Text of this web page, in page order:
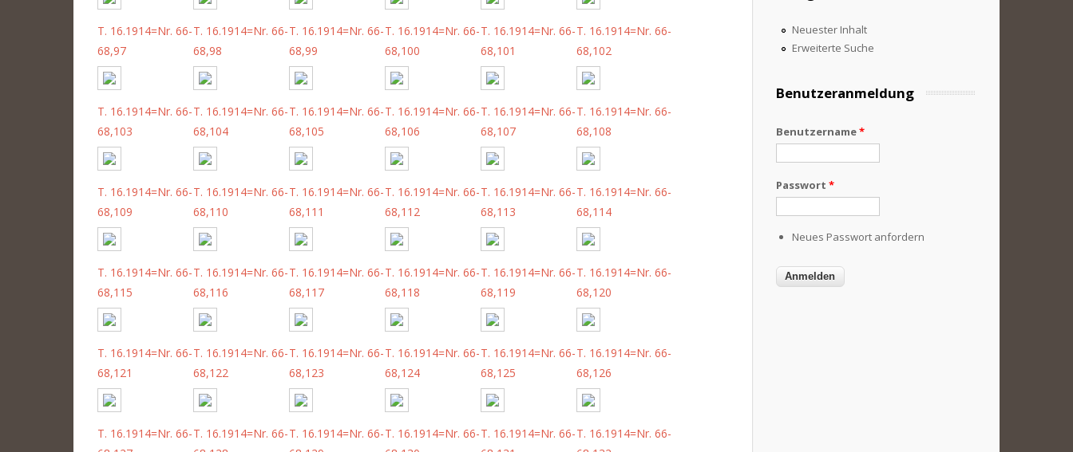
T. 16.1914=Nr. 66-
68,97
T. 16.1914=Nr. 66-
68,98
T. 16.1914=Nr. 66-
68,99
T. 16.1914=Nr. 66-
68,100
T. 16.1914=Nr. 66-
68,101
T. 16.1914=Nr. 66-
68,102
T. 16.1914=Nr. 66-
68,103
T. 16.1914=Nr. 66-
68,104
T. 16.1914=Nr. 66-
68,105
T. 16.1914=Nr. 66-
68,106
T. 16.1914=Nr. 66-
68,107
T. 16.1914=Nr. 66-
68,108
T. 16.1914=Nr. 66-
68,109
T. 16.1914=Nr. 66-
68,110
T. 16.1914=Nr. 66-
68,111
T. 16.1914=Nr. 66-
68,112
T. 16.1914=Nr. 66-
68,113
T. 16.1914=Nr. 66-
68,114
T. 16.1914=Nr. 66-
68,115
T. 16.1914=Nr. 66-
68,116
T. 16.1914=Nr. 66-
68,117
T. 16.1914=Nr. 66-
68,118
T. 16.1914=Nr. 66-
68,119
T. 16.1914=Nr. 66-
68,120
T. 16.1914=Nr. 66-
68,121
T. 16.1914=Nr. 66-
68,122
T. 16.1914=Nr. 66-
68,123
T. 16.1914=Nr. 66-
68,124
T. 16.1914=Nr. 66-
68,125
T. 16.1914=Nr. 66-
68,126
T. 16.1914=Nr. 66-T. 16.1914=Nr. 66-T. 16.1914=Nr. 66-T. 16.1914=Nr. 66-T. 16.1914=Nr. 66-T. 16.1914=Nr. 66-
Neuester Inhalt
Erweiterte Suche
Benutzeranmeldung
Benutzername*
Passwort *
Neues Passwort anfordern